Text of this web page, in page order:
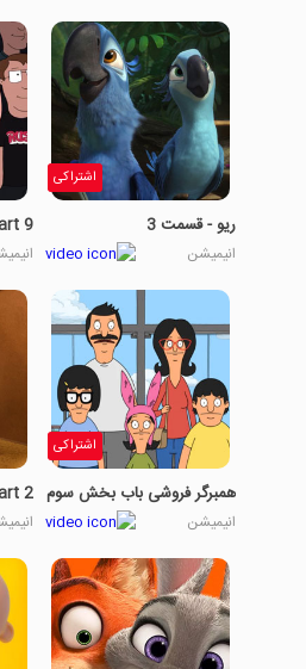
اشتراکی
ریو - قسمت 3
انیمیشن
9
اشتراکی
همبرگر فروشی باب بخش سوم
انیمیشن
2